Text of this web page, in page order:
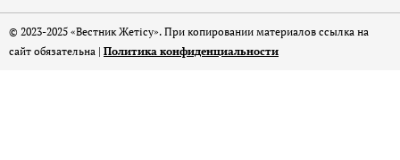
© 2023-2025 «Вестник Жетісу». При копировании материалов ссылка на
сайт обязательна | Политика конфиденциальности